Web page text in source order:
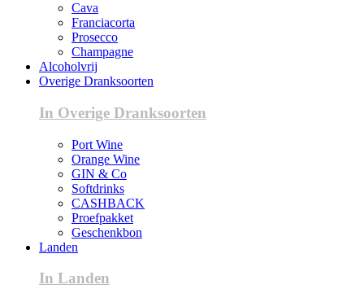
Cava
Franciacorta
Prosecco
Champagne
Alcoholvrij
Overige Dranksoorten
In Overige Dranksoorten
Port Wine
Orange Wine
GIN & Co
Softdrinks
CASHBACK
Proefpakket
Geschenkbon
Landen
In Landen